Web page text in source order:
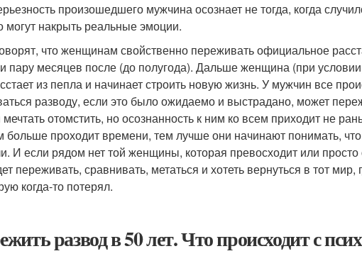
произошедшего мужчина осознает не тогда, когда
могут накрыть реальные эмоции.
что женщинам свойственно переживать официальное
пару месяцев после (до полугода). Дальше женщина (при условии,
из пепла и начинает строить новую жизнь. У мужчин все
разводу, если это было ожидаемо и выстрадано, может
отомстить, но осознанность к ним ко всем приходит не
больше проходит времени, тем лучше они начинают понимать,
И если рядом нет той женщины, которая превосходит или просто
переживать, сравнивать, метаться и хотеть вернуться в тот
когда-то потерял.
развод в 50 лет. Что происходит с